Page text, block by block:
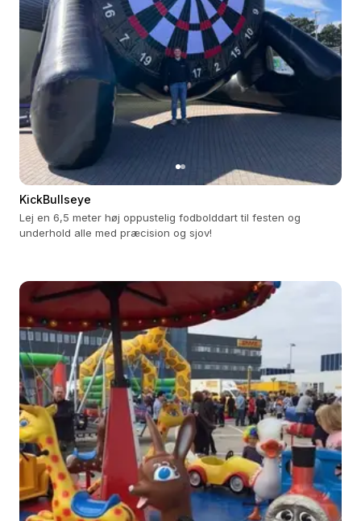
KickBullseye
Lej en 6,5 meter høj oppustelig fodbolddart til festen og
underhold alle med præcision og sjov!